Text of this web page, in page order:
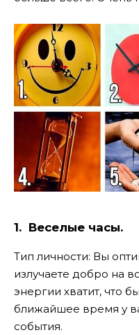
1. Веселые часы.
Тип личности: Вы
излучаете добро на
энергии хватит, что
ближайшее время у
события.